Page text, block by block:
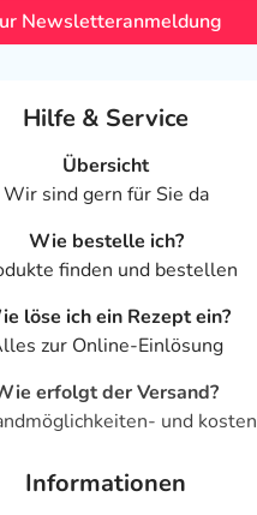
Newsletteranmeldung
Hilfe & Service
Übersicht
Wir sind gern für Sie da
Wie bestelle ich?
finden und bestellen
löse ich ein Rezept ein?
zur Online-Einlösung
erfolgt der Versand?
und kosten
Informationen